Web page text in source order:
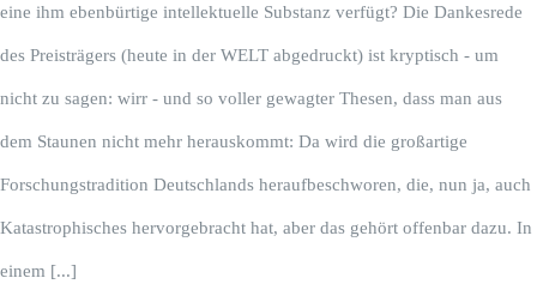
eine ihm ebenbürtige intellektuelle Substanz verfügt? Die Dankesrede
des Preisträgers (heute in der WELT abgedruckt) ist kryptisch - um
nicht zu sagen: wirr - und so voller gewagter Thesen, dass man aus
dem Staunen nicht mehr herauskommt: Da wird die großartige
Forschungstradition Deutschlands heraufbeschworen, die, nun ja, auch
Katastrophisches hervorgebracht hat, aber das gehört offenbar dazu. In
einem [...]